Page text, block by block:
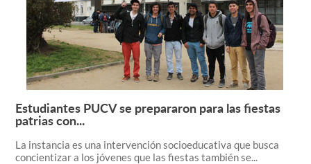
Leer más +
Estudiantes PUCV se prepararon para las fiestas
patrias con...
La instancia es una intervención socioeducativa que busca
concientizar a los jóvenes que las fiestas también se...